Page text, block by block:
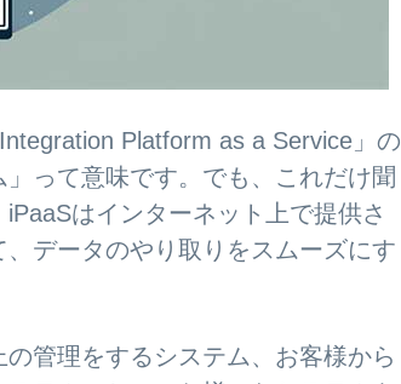
Platform as a Service」の
って意味です。でも、これだけ聞
はインターネット上で提供さ
データのやり取りをスムーズにす
管理をするシステム、お客様から